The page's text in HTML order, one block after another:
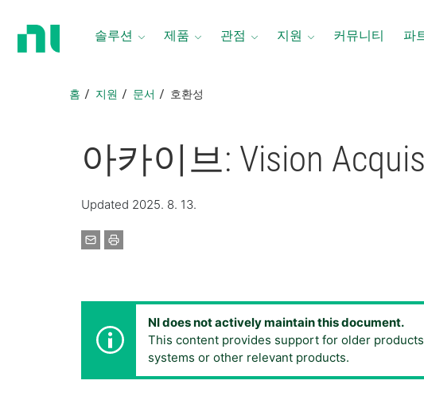
솔루션 제품 관점 지원 커뮤니티 파
홈 지원 문서 호환성
아카이브: Vision
Updated 2025. 8. 13.
NI does not actively maintain this document.
This content provides support for older
systems or other relevant products.